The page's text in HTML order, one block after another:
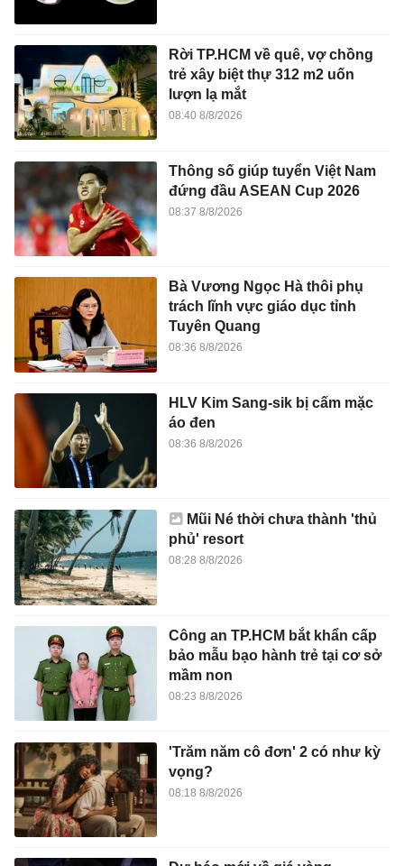
Rời TP.HCM về quê, vợ chồng
trẻ xây biệt thự 312 m2 uốn
lượn lạ mắt
08:40 8/8/2026
Thông số giúp tuyển Việt Nam
đứng đầu ASEAN Cup 2026
08:37 8/8/2026
Bà Vương Ngọc Hà thôi phụ
trách lĩnh vực giáo dục tỉnh
Tuyên Quang
08:36 8/8/2026
HLV Kim Sang-sik bị cấm mặc
áo đen
08:36 8/8/2026
Mũi Né thời chưa thành 'thủ
phủ' resort
08:28 8/8/2026
Công an TP.HCM bắt khẩn cấp
bảo mẫu bạo hành trẻ tại cơ sở
mầm non
08:23 8/8/2026
'Trăm năm cô đơn' 2 có như kỳ
vọng?
08:18 8/8/2026